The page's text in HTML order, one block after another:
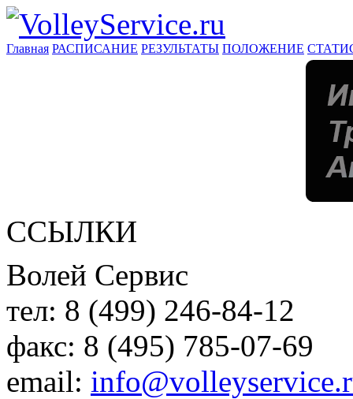
Главная РАСПИСАНИЕ РЕЗУЛЬТАТЫ ПОЛОЖЕНИЕ
ССЫЛКИ
Волей Сервис
тел: 8 (499) 246-84-12
факс: 8 (495) 785-07-69
email: